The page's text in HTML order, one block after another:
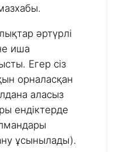
әртүрлі
иша
Егер сіз
орналасқан
аласыз
ендіктерде
ұсынылады).